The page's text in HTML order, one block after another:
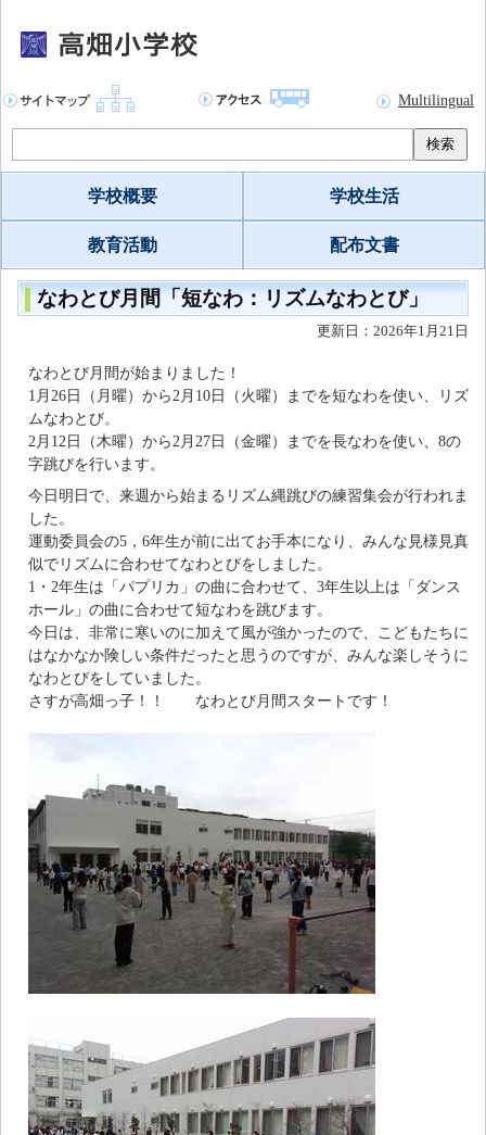
Multilingual
検索
学校概要 学校生活
教育活動 配布文書
なわとび月間「短なわ：リズムなわとび」
更新日：2026年1月21日
なわとび月間が始まりました！
1月26日（月曜）から2月10日（火曜）までを短なわを使い、リズ
ムなわとび。
2月12日（木曜）から2月27日（金曜）までを長なわを使い、8の
字跳びを行います。
今日明日で、来週から始まるリズム縄跳びの練習集会が行われま
した。
運動委員会の5，6年生が前に出てお手本になり、みんな見様見真
似でリズムに合わせてなわとびをしました。
1・2年生は「パプリカ」の曲に合わせて、3年生以上は「ダンス
ホール」の曲に合わせて短なわを跳びます。
今日は、非常に寒いのに加えて風が強かったので、こどもたちに
はなかなか険しい条件だったと思うのですが、みんな楽しそうに
なわとびをしていました。
さすが高畑っ子！！ なわとび月間スタートです！